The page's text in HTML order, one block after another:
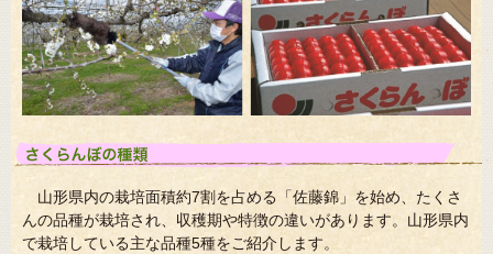
山形県内の栽培面積約7割を占める「佐藤錦」を始め、たくさ
んの品種が栽培され、収穫期や特徴の違いがあります。山形県内
で栽培している主な品種5種をご紹介します。